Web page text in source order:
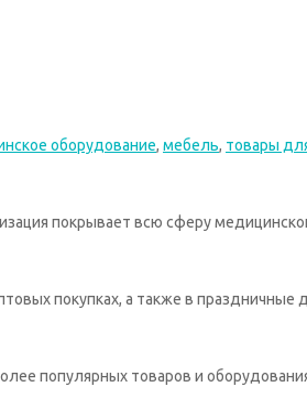
оборудование, мебель, товары
покрывает всю сферу
покупках, а также в
популярных товаров и